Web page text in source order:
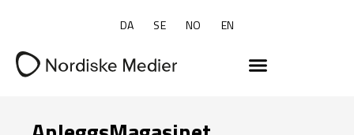
DA SE NO EN